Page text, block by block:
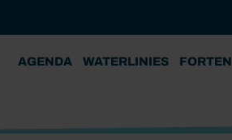
AGENDA WATERLINIES FORTEN